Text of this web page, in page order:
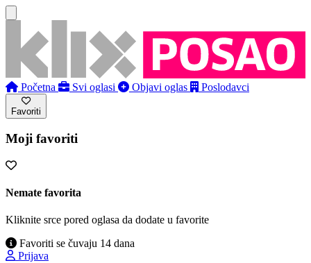
Početna Svi oglasi Objavi oglas Poslodavci
Favoriti
Moji favoriti
Nemate favorita
Kliknite srce pored oglasa da dodate u favorite
Favoriti se čuvaju 14 dana
Prijava